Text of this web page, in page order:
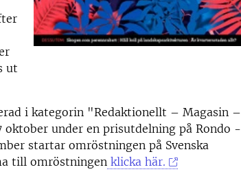
ut
i kategorin "Redaktionellt – Magasin –
oktober under en prisutdelning på Rondo -
startar omröstningen på Svenska
till omröstningen klicka här.